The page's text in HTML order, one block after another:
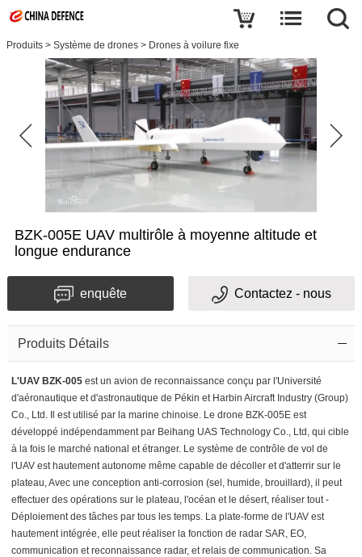
Produits > Système de drones > Drones à voilure fixe
BZK-005E UAV multirôle à moyenne altitude et
longue endurance
enquête Contactez - nous
Produits Détails
L'UAV BZK-005 est un avion de reconnaissance conçu par l'Université
d'aéronautique et d'astronautique de Pékin et Harbin Aircraft Industry (Group)
Co., Ltd. Il est utilisé par la marine chinoise. Le drone BZK-005E est
développé indépendamment par Beihang UAS Technology Co., Ltd, qui cible
à la fois le marché national et étranger. Le système de contrôle de vol de
l'UAV est hautement autonome même capable de décoller et d'atterrir sur le
plateau, Avec une conception anti-corrosion (sel, humide, brouillard), il peut
effectuer des opérations sur le plateau, l'océan et le désert, réaliser tout -
Déploiement des tâches par tous les temps. La plate-forme de l'UAV est
hautement intégrée, elle peut réaliser la fonction de radar SAR, EO,
communication et reconnaissance radar, et relais de communication. Sa